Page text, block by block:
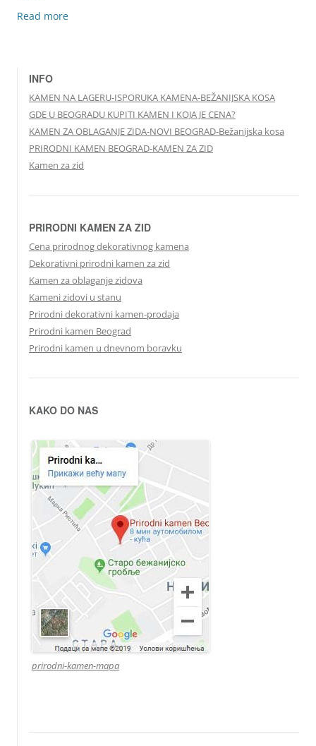
Read more
INFO
KAMEN NA LAGERU-ISPORUKA KAMENA-BEŽANIJSKA KOSA
GDE U BEOGRADU KUPITI KAMEN I KOJA JE CENA?
KAMEN ZA OBLAGANJE ZIDA-NOVI BEOGRAD-Bežanijska kosa
PRIRODNI KAMEN BEOGRAD-KAMEN ZA ZID
Kamen za zid
PRIRODNI KAMEN ZA ZID
Cena prirodnog dekorativnog kamena
Dekorativni prirodni kamen za zid
Kamen za oblaganje zidova
Kameni zidovi u stanu
Prirodni dekorativni kamen-prodaja
Prirodni kamen Beograd
Prirodni kamen u dnevnom boravku
KAKO DO NAS
prirodni-kamen-mapa